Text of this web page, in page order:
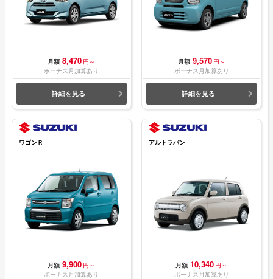
月額 8,470 円～
ボーナス月加算あり
詳細を見る
月額 9,570 円～
ボーナス月加算あり
詳細を見る
ワゴンＲ
月額 9,900 円～
ボーナス月加算あり
アルトラパン
月額 10,340 円～
ボーナス月加算あり